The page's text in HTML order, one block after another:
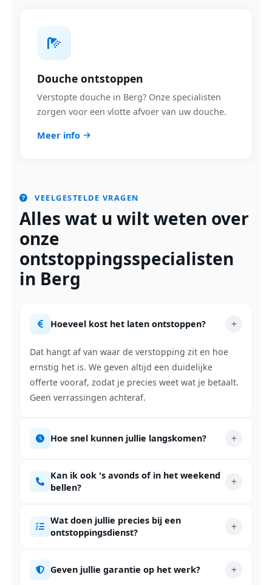
Douche ontstoppen
Verstopte douche in Berg? Onze specialisten
zorgen voor een vlotte afvoer van uw douche.
Meer info
VEELGESTELDE VRAGEN
Alles wat u wilt weten over
onze
ontstoppingsspecialisten
in Berg
Hoeveel kost het laten ontstoppen?
Dat hangt af van waar de verstopping zit en hoe
ernstig het is. We geven altijd een duidelijke
offerte vooraf, zodat je precies weet wat je betaalt.
Geen verrassingen achteraf.
Hoe snel kunnen jullie langskomen?
Kan ik ook 's avonds of in het weekend
bellen?
Wat doen jullie precies bij een
ontstoppingsdienst?
Geven jullie garantie op het werk?